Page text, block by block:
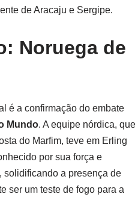
de Aracaju e Sergipe.
Noruega de
é a confirmação do embate
Mundo. A equipe nórdica, que
do Marfim, teve em Erling
por sua força e
solidificando a presença de
ser um teste de fogo para a